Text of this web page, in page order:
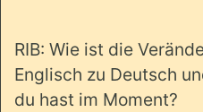
RIB: Wie ist die
Englisch zu Deutsch
du hast im Moment?